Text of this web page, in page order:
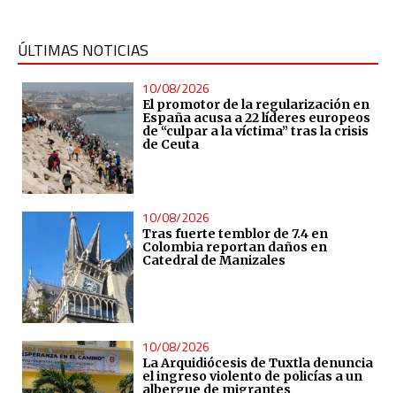
ÚLTIMAS NOTICIAS
10/08/2026
El promotor de la regularización en
España acusa a 22 líderes europeos
de “culpar a la víctima” tras la crisis
de Ceuta
10/08/2026
Tras fuerte temblor de 7.4 en
Colombia reportan daños en
Catedral de Manizales
10/08/2026
La Arquidiócesis de Tuxtla denuncia
el ingreso violento de policías a un
albergue de migrantes